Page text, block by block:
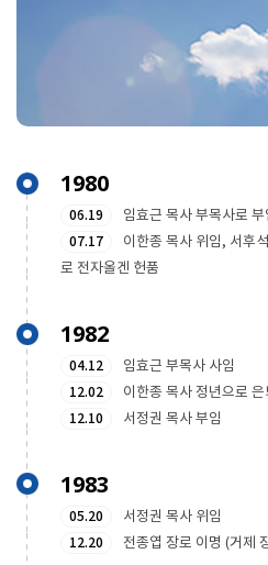
1980
06.19 임효근 목사 부목사로 부
07.17
이한종 목사 위임, 서후
로 전자올겐 헌품
1982
04.12 임효근 부목사 사임
12.02 이한종 목사 정년으로 은
12.10 서정권 목사 부임
1983
05.20 서정권 목사 위임
12.20 전종엽 장로 이명 (거제